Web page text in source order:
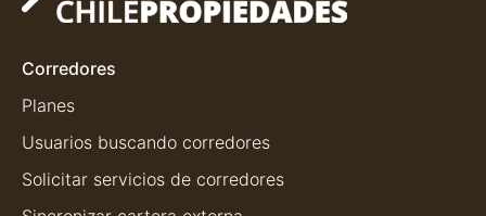
Corredores
Planes
Usuarios buscando corredores
Solicitar servicios de corredores